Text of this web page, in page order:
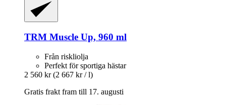
TRM Muscle Up, 960 ml
Från riskliolja
Perfekt för sportiga hästar
2 560 kr (2 667 kr / l)
Gratis frakt fram till 17. augusti